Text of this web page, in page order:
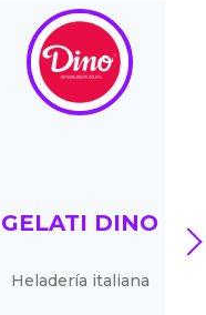
DINO
italiana
next